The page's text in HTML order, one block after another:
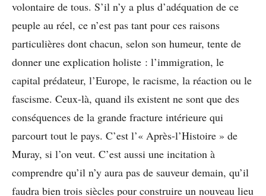
volontaire de tous. S’il n’y a plus d’adéquation de ce
peuple au réel, ce n’est pas tant pour ces raisons
particulières dont chacun, selon son humeur, tente de
donner une explication holiste : l’immigration, le
capital prédateur, l’Europe, le racisme, la réaction ou le
fascisme. Ceux-là, quand ils existent ne sont que des
conséquences de la grande fracture intérieure qui
parcourt tout le pays. C’est l’« Après-l’Histoire » de
Muray, si l’on veut. C’est aussi une incitation à
comprendre qu’il n’y aura pas de sauveur demain, qu’il
faudra bien trois siècles pour construire un nouveau lieu